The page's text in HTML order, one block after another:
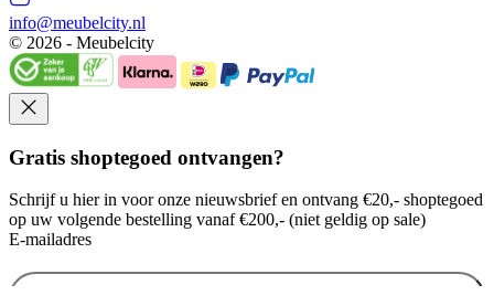
info@meubelcity.nl
© 2026 - Meubelcity
Gratis shoptegoed ontvangen?
Schrijf u hier in voor onze nieuwsbrief en ontvang €20,- shoptegoed
op uw volgende bestelling vanaf €200,- (niet geldig op sale)
E-mailadres